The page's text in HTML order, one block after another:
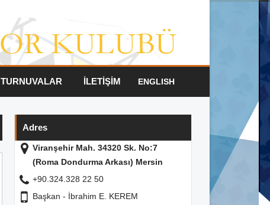
TURNUVALAR İLETİŞİM ENGLISH
Adres
Viranşehir Mah. 34320 Sk. No:7
(Roma Dondurma Arkası) Mersin
+90.324.328 22 50
Başkan - İbrahim E. KEREM